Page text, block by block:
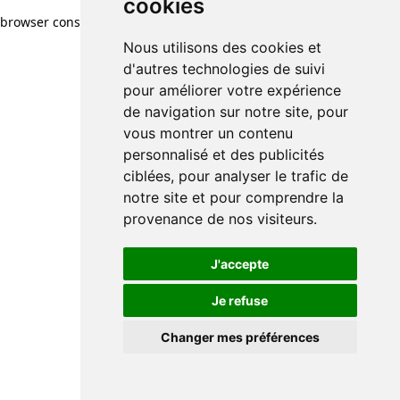
cookies
Nous utilisons des cookies et
d'autres technologies de suivi
pour améliorer votre expérience
de navigation sur notre site, pour
vous montrer un contenu
personnalisé et des publicités
ciblées, pour analyser le trafic de
notre site et pour comprendre la
provenance de nos visiteurs.
J'accepte
Je refuse
Changer mes préférences
browser console for more information)